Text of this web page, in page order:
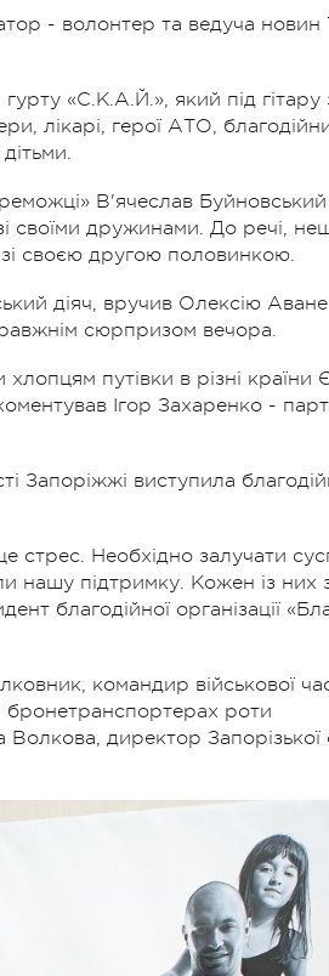
- волонтер та ведуча
«С.К.А.Й.», який під гітару
лікарі, герої АТО,
В'ячеслав Буйновський
своїми дружинами. До речі,
зі своєю другою половинкою.
діяч, вручив Олексію
сюрпризом вечора.
путівки в різні країни
Ігор Захаренко -
Запоріжжі виступила
стрес. Необхідно залучати
нашу підтримку. Кожен із них
благодійної організації
командир військової
роти
директор Запорізької